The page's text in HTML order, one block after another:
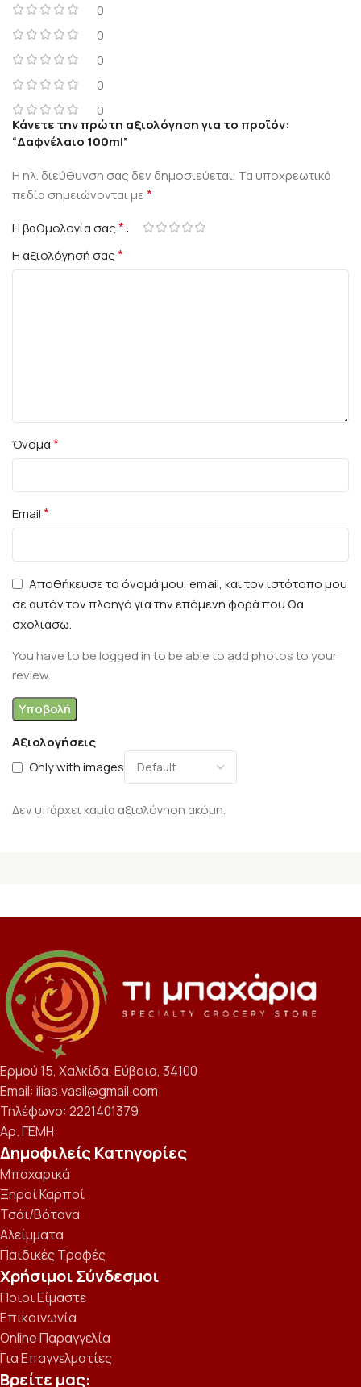
0
0
0
0
0
Αξιολογήσεις
Only with images
Δεν υπάρχει καμία αξιολόγηση ακόμη.
Κάνετε την πρώτη αξιολόγηση για το προϊόν:
“Δαφνέλαιο 100ml”
Η ηλ. διεύθυνση σας δεν δημοσιεύεται. Τα υποχρεωτικά
πεδία σημειώνονται με*
Η βαθμολογία σας*
Η αξιολόγησή σας*
Όνομα*
Email*
Αποθήκευσε το όνομά μου, email, και τον ιστότοπο μου
σε αυτόν τον πλοηγό για την επόμενη φορά που θα
σχολιάσω.
You have to be logged in to be able to add photos to your
review.
Ερμού 15, Χαλκίδα, Εύβοια, 34100
Email: ilias.vasil@gmail.com
Τηλέφωνο: 2221401379
Αρ. ΓΕΜΗ:
Δημοφιλείς Κατηγορίες
Μπαχαρικά
Ξηροί Καρποί
Τσάι/Βότανα
Αλείμματα
Παιδικές Τροφές
Χρήσιμοι Σύνδεσμοι
Ποιοι Είμαστε
Επικοινωνία
Online Παραγγελία
Για Επαγγελματίες
Βρείτε μας: